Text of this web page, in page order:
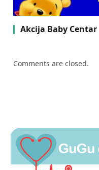
Akcija Baby Centar
Comments are closed.